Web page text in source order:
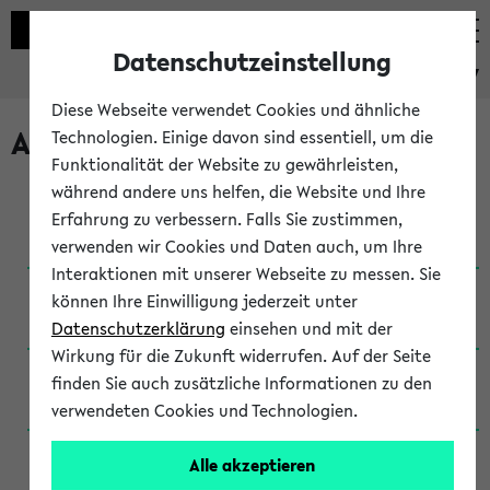
eKVV
Archivierte Studiengänge
Anglistik: British and American Studies / B.A.
(Einschreibung bis WiSe 16/17)
Anglistik: British and American Studies / B.A.
(Einschreibung bis SoSe 2015)
Anglistik: British and American Studies / B.A.
(Einschreibung bis SoSe 2013)
Anglistik: British and American Studies / Ba
(Einschreibung bis SoSe 2011)
Datenschutzeinstellung
Diese Webseite verwendet Cookies und ähnliche
Technologien. Einige davon sind essentiell, um die
Funktionalität der Website zu gewährleisten,
während andere uns helfen, die Website und Ihre
Erfahrung zu verbessern. Falls Sie zustimmen,
verwenden wir Cookies und Daten auch, um Ihre
Interaktionen mit unserer Webseite zu messen. Sie
können Ihre Einwilligung jederzeit unter
Datenschutzerklärung einsehen und mit der
Wirkung für die Zukunft widerrufen. Auf der Seite
finden Sie auch zusätzliche Informationen zu den
verwendeten Cookies und Technologien.
Alle akzeptieren